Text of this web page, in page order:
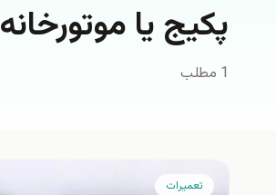
پکیج یا موتورخانه
1 مطلب
تعمیرات